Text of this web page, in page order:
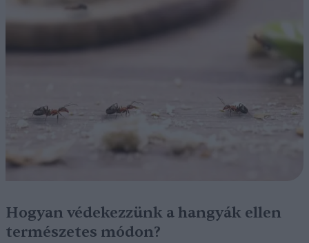
Hogyan védekezzünk a hangyák ellen
természetes módon?